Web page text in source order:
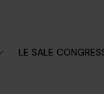
LE SALE